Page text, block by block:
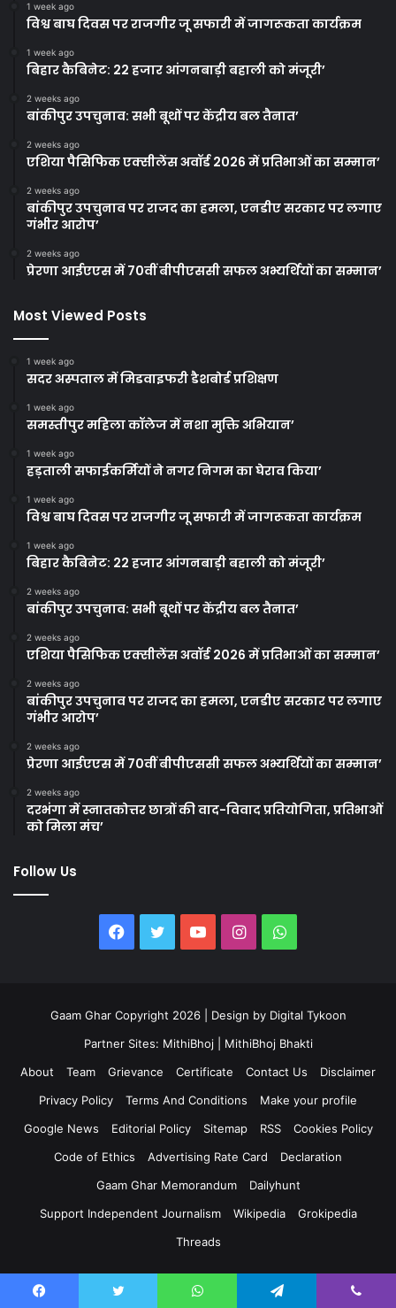
1 week ago
विश्व बाघ दिवस पर राजगीर जू सफारी में जागरूकता कार्यक्रम
1 week ago
बिहार कैबिनेट: 22 हजार आंगनबाड़ी बहाली को मंजूरी’
2 weeks ago
बांकीपुर उपचुनाव: सभी बूथों पर केंद्रीय बल तैनात’
2 weeks ago
एशिया पैसिफिक एक्सीलेंस अवॉर्ड 2026 में प्रतिभाओं का सम्मान’
2 weeks ago
बांकीपुर उपचुनाव पर राजद का हमला, एनडीए सरकार पर लगाए
गंभीर आरोप’
2 weeks ago
प्रेरणा आईएएस में 70वीं बीपीएससी सफल अभ्यर्थियों का सम्मान’
Most Viewed Posts
1 week ago
सदर अस्पताल में मिडवाइफरी डैशबोर्ड प्रशिक्षण
1 week ago
समस्तीपुर महिला कॉलेज में नशा मुक्ति अभियान’
1 week ago
हड़ताली सफाईकर्मियों ने नगर निगम का घेराव किया’
1 week ago
विश्व बाघ दिवस पर राजगीर जू सफारी में जागरूकता कार्यक्रम
1 week ago
बिहार कैबिनेट: 22 हजार आंगनबाड़ी बहाली को मंजूरी’
2 weeks ago
बांकीपुर उपचुनाव: सभी बूथों पर केंद्रीय बल तैनात’
2 weeks ago
एशिया पैसिफिक एक्सीलेंस अवॉर्ड 2026 में प्रतिभाओं का सम्मान’
2 weeks ago
बांकीपुर उपचुनाव पर राजद का हमला, एनडीए सरकार पर लगाए
गंभीर आरोप’
2 weeks ago
प्रेरणा आईएएस में 70वीं बीपीएससी सफल अभ्यर्थियों का सम्मान’
2 weeks ago
दरभंगा में स्नातकोत्तर छात्रों की वाद-विवाद प्रतियोगिता, प्रतिभाओं
को मिला मंच’
Follow Us
Facebook
TwitterYouTubeInstagramWhatsApp
Gaam Ghar Copyright 2026 | Design by Digital Tykoon
Partner Sites: MithiBhoj
MithiBhoj Bhakti
About
Team Grievance Certificate Contact Us
Disclaimer
Privacy Policy
Terms And Conditions
Make your profile
Google News
Editorial Policy Sitemap RSS
Cookies Policy
Code of Ethics
Advertising Rate Card
Declaration
Gaam Ghar Memorandum
Dailyhunt
Support Independent Journalism
Wikipedia
Grokipedia
Threads